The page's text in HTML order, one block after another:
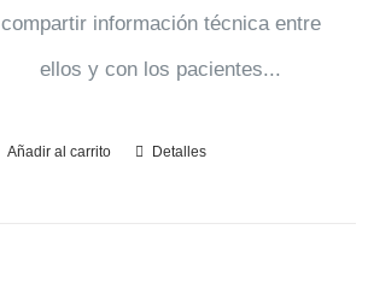
compartir información técnica entre
ellos y con los pacientes...
Añadir al carrito Detalles